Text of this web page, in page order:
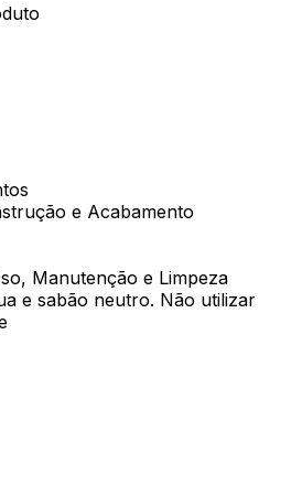
e Acabamento
Manutenção e Limpeza
e sabão neutro. Não utilizar